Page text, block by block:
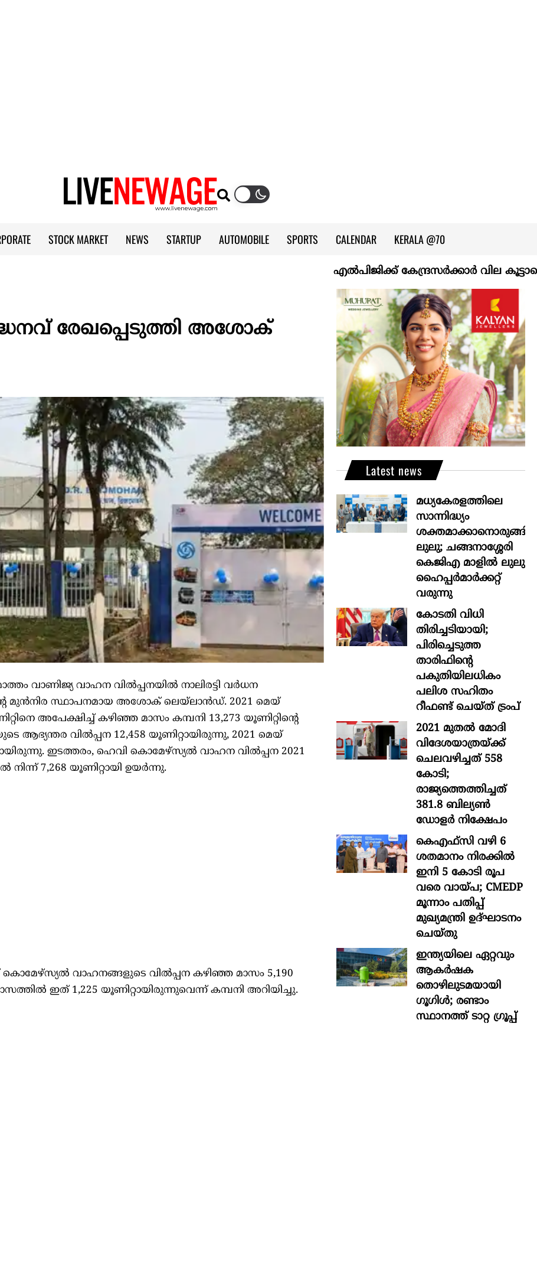
STOCK MARKET NEWS STARTUP AUTOMOBILE SPORTS CALENDAR KERALA @70
എല്‍പിജിക്ക് കേന്ദ്രസർക്കാർ വില
രേഖപ്പെടുത്തി അശോക്
വാണിജ്യ വാഹന വിൽപ്പനയിൽ നാലിരട്ടി വർധന
മുൻനിര സ്ഥാപനമായ അശോക് ലെയ്‌ലാൻഡ്. 2021 മെയ്
അപേക്ഷിച്ച് കഴിഞ്ഞ മാസം കമ്പനി 13,273 യൂണിറ്റിന്റെ
ആഭ്യന്തര വിൽപ്പന 12,458 യൂണിറ്റായിരുന്നു, 2021 മെയ്
ഇടത്തരം, ഹെവി കൊമേഴ്‌സ്യൽ വാഹന വിൽപ്പന 2021
നിന്ന് 7,268 യൂണിറ്റായി ഉയർന്നു.
കൊമേഴ്‌സ്യൽ വാഹനങ്ങളുടെ വിൽപ്പന കഴിഞ്ഞ മാസം 5,190
ഇത് 1,225 യൂണിറ്റായിരുന്നുവെന്ന് കമ്പനി അറിയിച്ചു.
Latest news
മധ്യകേരളത്തിലെ
സാന്നിദ്ധ്യം
ശക്തമാക്കാനൊരുങ്ങി
ലുലു; ചങ്ങനാശ്ശേരി
കെജിഎ മാളിൽ ലുലു
ഹൈപ്പർമാർക്കറ്റ്
വരുന്നു
കോടതി വിധി
തിരിച്ചടിയായി;
പിരിച്ചെടുത്ത
താരിഫിന്‍റെ
പകുതിയിലധികം
പലിശ സഹിതം
റീഫണ്ട് ചെയ്ത് ട്രംപ്
2021 മുതൽ മോദി
വിദേശയാത്രയ്ക്ക്
ചെലവഴിച്ചത് 558
കോടി;
രാജ്യത്തെത്തിച്ചത്
381.8 ബില്യൺ
ഡോളർ നിക്ഷേപം
കെഎഫ്സി വഴി 6
ശതമാനം നിരക്കിൽ
ഇനി 5 കോടി രൂപ
വരെ വായ്പ; CMEDP
മൂന്നാം പതിപ്പ്
മുഖ്യമന്ത്രി ഉദ്ഘാടനം
ചെയ്തു
ഇന്ത്യയിലെ ഏറ്റവും
ആകര്‍ഷക
തൊഴിലുടമയായി
ഗൂഗിള്‍; രണ്ടാം
സ്ഥാനത്ത് ടാറ്റ ഗ്രൂപ്പ്